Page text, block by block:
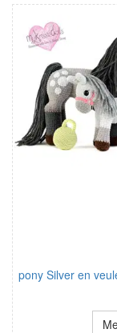
pony Silver en